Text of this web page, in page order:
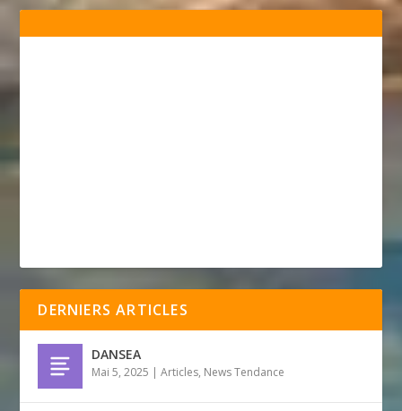
DERNIERS ARTICLES
DANSEA
Mai 5, 2025 |Articles, News Tendance